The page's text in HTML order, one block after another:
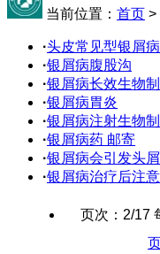
当前位置： 首页 >
·头皮常见型银屑病
·银屑病腹股沟
·银屑病长效生物
·银屑病胃炎
·银屑病注射生物
·银屑病药 邮寄
·银屑病会引发头
·银屑病治疗后注
页次：2/17